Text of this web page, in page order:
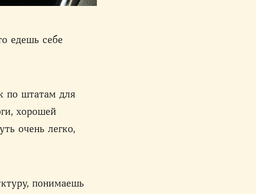
едешь себе
по штатам для
хорошей
очень легко,
понимаешь